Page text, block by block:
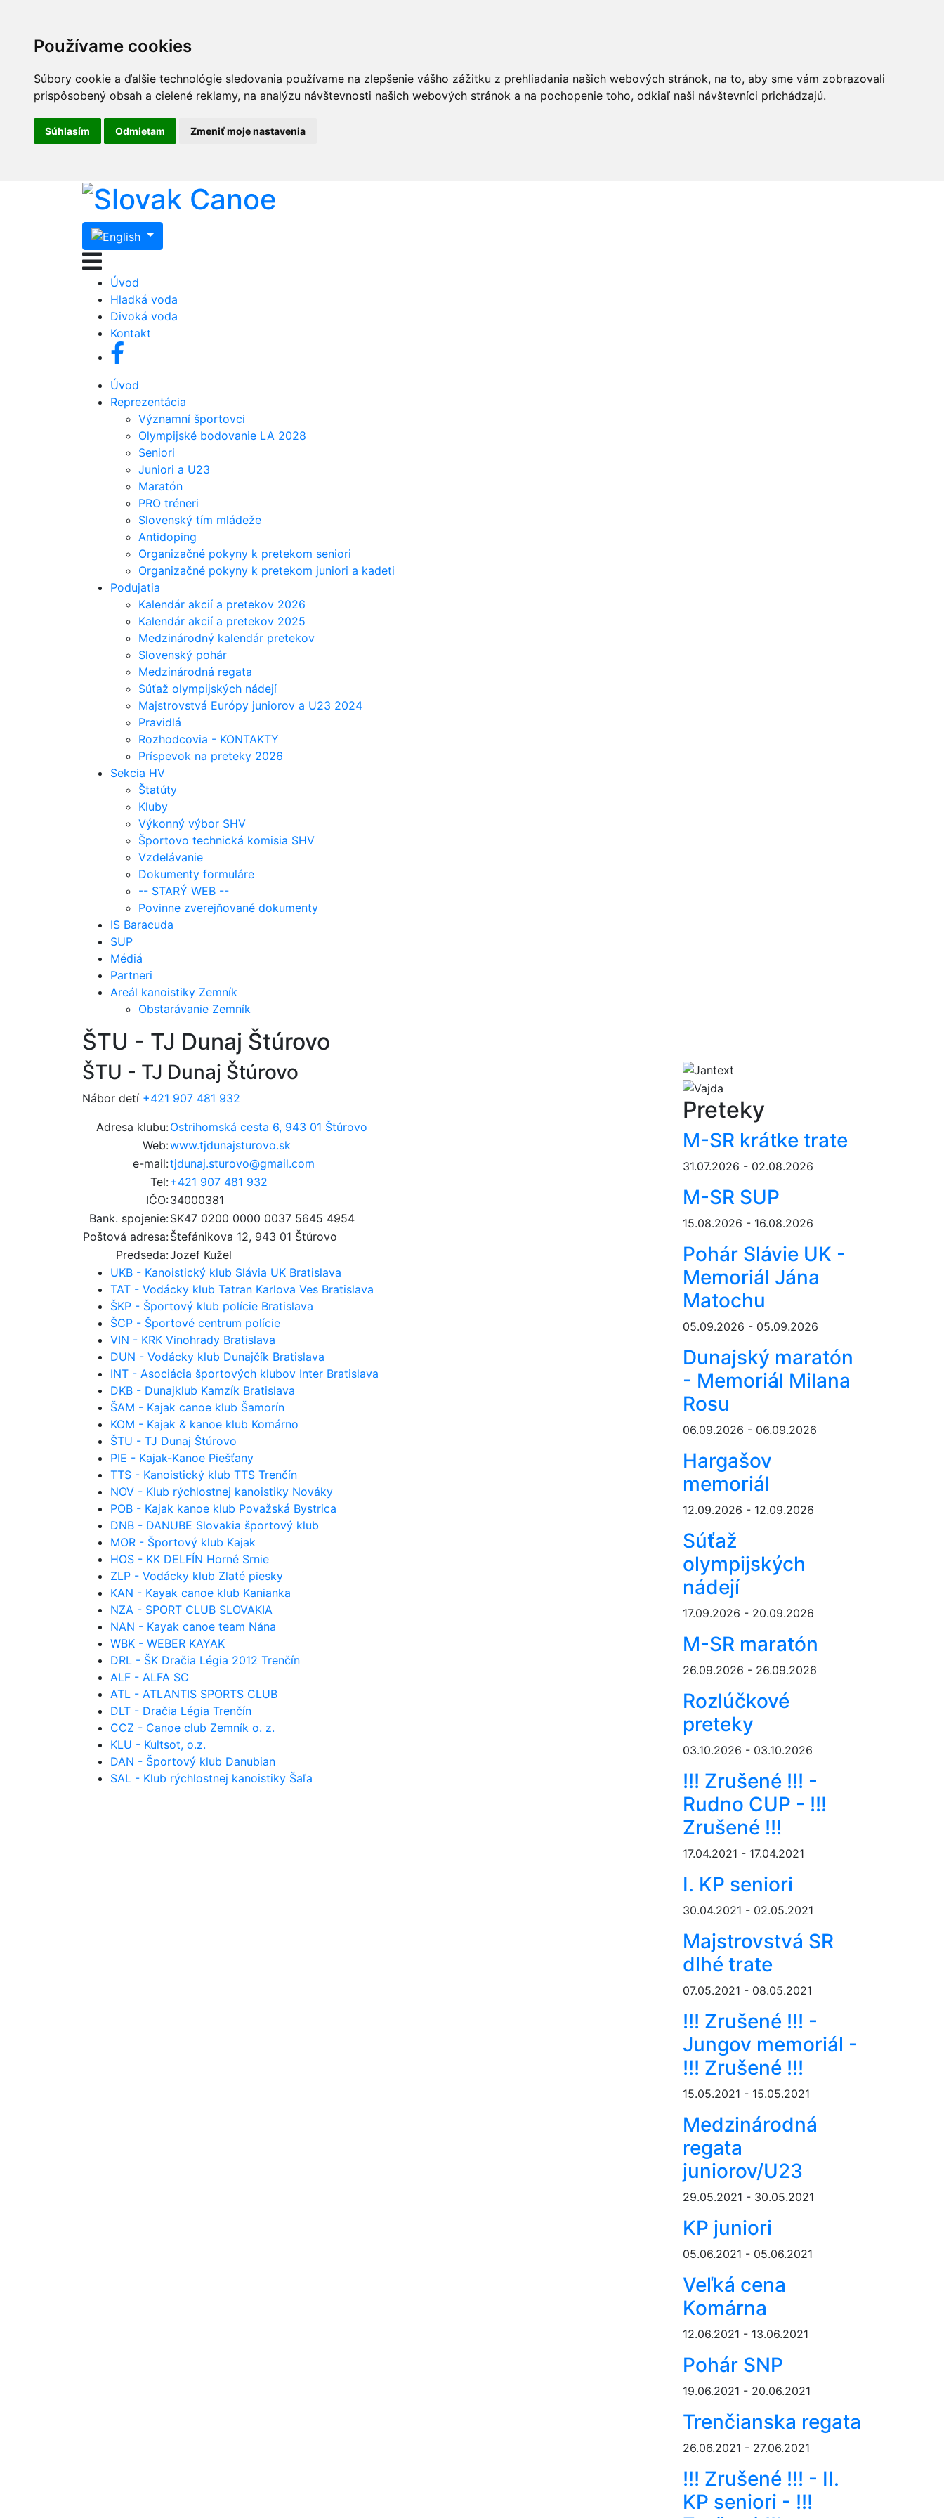
Používame cookies
Súbory cookie a ďalšie technológie sledovania používame na zlepšenie vášho zážitku z prehliadania našich webových stránok, na to, aby sme vám zobrazovali
prispôsobený obsah a cielené reklamy, na analýzu návštevnosti našich webových stránok a na pochopenie toho, odkiaľ naši návštevníci prichádzajú.
Súhlasím Odmietam Zmeniť moje nastavenia
Úvod
Hladká voda
Divoká voda
Kontakt
Úvod
Reprezentácia
Významní športovci
Olympijské bodovanie LA 2028
Seniori
Juniori a U23
Maratón
PRO tréneri
Slovenský tím mládeže
Antidoping
Organizačné pokyny k pretekom seniori
Organizačné pokyny k pretekom juniori a kadeti
Podujatia
Kalendár akcií a pretekov 2026
Kalendár akcií a pretekov 2025
Medzinárodný kalendár pretekov
Slovenský pohár
Medzinárodná regata
Súťaž olympijských nádejí
Majstrovstvá Európy juniorov a U23 2024
Pravidlá
Rozhodcovia - KONTAKTY
Príspevok na preteky 2026
Sekcia HV
Štatúty
Kluby
Výkonný výbor SHV
Športovo technická komisia SHV
Vzdelávanie
Dokumenty formuláre
-- STARÝ WEB --
Povinne zverejňované dokumenty
IS Baracuda
SUP
Médiá
Partneri
Areál kanoistiky Zemník
Obstarávanie Zemník
ŠTU - TJ Dunaj Štúrovo
ŠTU - TJ Dunaj Štúrovo
Nábor detí +421 907 481 932
Adresa klubu:Ostrihomská cesta 6, 943 01 Štúrovo
Web:www.tjdunajsturovo.sk
e-mail:tjdunaj.sturovo@gmail.com
Tel:+421 907 481 932
IČO:34000381
Bank. spojenie:SK47 0200 0000 0037 5645 4954
Poštová adresa:Štefánikova 12, 943 01 Štúrovo
Predseda:Jozef Kužel
UKB - Kanoistický klub Slávia UK Bratislava
TAT - Vodácky klub Tatran Karlova Ves Bratislava
ŠKP - Športový klub polície Bratislava
ŠCP - Športové centrum polície
VIN - KRK Vinohrady Bratislava
DUN - Vodácky klub Dunajčík Bratislava
INT - Asociácia športových klubov Inter Bratislava
DKB - Dunajklub Kamzík Bratislava
ŠAM - Kajak canoe klub Šamorín
KOM - Kajak & kanoe klub Komárno
ŠTU - TJ Dunaj Štúrovo
PIE - Kajak-Kanoe Piešťany
TTS - Kanoistický klub TTS Trenčín
NOV - Klub rýchlostnej kanoistiky Nováky
POB - Kajak kanoe klub Považská Bystrica
DNB - DANUBE Slovakia športový klub
MOR - Športový klub Kajak
HOS - KK DELFÍN Horné Srnie
ZLP - Vodácky klub Zlaté piesky
KAN - Kayak canoe klub Kanianka
NZA - SPORT CLUB SLOVAKIA
NAN - Kayak canoe team Nána
WBK - WEBER KAYAK
DRL - ŠK Dračia Légia 2012 Trenčín
ALF - ALFA SC
ATL - ATLANTIS SPORTS CLUB
DLT - Dračia Légia Trenčín
CCZ - Canoe club Zemník o. z.
KLU - Kultsot, o.z.
DAN - Športový klub Danubian
SAL - Klub rýchlostnej kanoistiky Šaľa
Preteky
M-SR krátke trate
31.07.2026 - 02.08.2026
M-SR SUP
15.08.2026 - 16.08.2026
Pohár Slávie UK -
Memoriál Jána
Matochu
05.09.2026 - 05.09.2026
Dunajský maratón
- Memoriál Milana
Rosu
06.09.2026 - 06.09.2026
Hargašov
memoriál
12.09.2026 - 12.09.2026
Súťaž
olympijských
nádejí
17.09.2026 - 20.09.2026
M-SR maratón
26.09.2026 - 26.09.2026
Rozlúčkové
preteky
03.10.2026 - 03.10.2026
!!! Zrušené !!! -
Rudno CUP - !!!
Zrušené !!!
17.04.2021 - 17.04.2021
I. KP seniori
30.04.2021 - 02.05.2021
Majstrovstvá SR
dlhé trate
07.05.2021 - 08.05.2021
!!! Zrušené !!! -
Jungov memoriál -
!!! Zrušené !!!
15.05.2021 - 15.05.2021
Medzinárodná
regata
juniorov/U23
29.05.2021 - 30.05.2021
KP juniori
05.06.2021 - 05.06.2021
Veľká cena
Komárna
12.06.2021 - 13.06.2021
Pohár SNP
19.06.2021 - 20.06.2021
Trenčianska regata
26.06.2021 - 27.06.2021
!!! Zrušené !!! - II.
KP seniori - !!!